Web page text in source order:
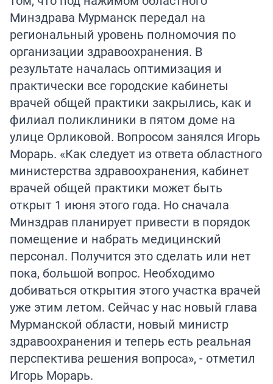
Минздрава Мурманск передал на
региональный уровень полномочия по
организации здравоохранения. В
результате началась оптимизация и
практически все городские кабинеты
врачей общей практики закрылись, как и
филиал поликлиники в пятом доме на
улице Орликовой. Вопросом занялся Игорь
Морарь. «Как следует из ответа областного
министерства здравоохранения, кабинет
врачей общей практики может быть
открыт 1 июня этого года. Но сначала
Минздрав планирует привести в порядок
помещение и набрать медицинский
персонал. Получится это сделать или нет
пока, большой вопрос. Необходимо
добиваться открытия этого участка врачей
уже этим летом. Сейчас у нас новый глава
Мурманской области, новый министр
здравоохранения и теперь есть реальная
перспектива решения вопроса», - отметил
Игорь Морарь.